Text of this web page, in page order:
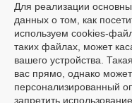
ООО «ДримМаркет» УНП
Свидетельство о
Интернет-магазин
Для реализации
данных о том, как
используем cookies-
таких файлах, может
вашего устройства.
вас прямо, однако
персонализированный
запретить